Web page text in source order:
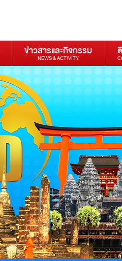
ข่าวสารและกิจกรรม
NEWS & ACTIVITY